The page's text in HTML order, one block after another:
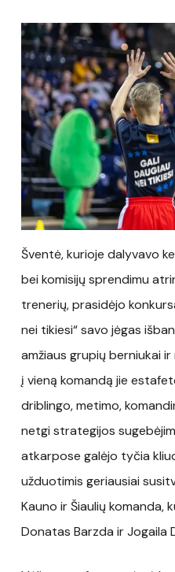
Šventė, kurioje dalyvavo
bei komisijų sprendimu
trenerių, prasidėjo
nei tikiesi“ savo jėgas
amžiaus grupių berniukai
į vieną komandą jie
driblingo, metimo,
netgi strategijos
atkarpose galėjo tyčia
užduotimis geriausiai
Kauno ir Šiaulių komanda,
Donatas Barzda ir Jogaila